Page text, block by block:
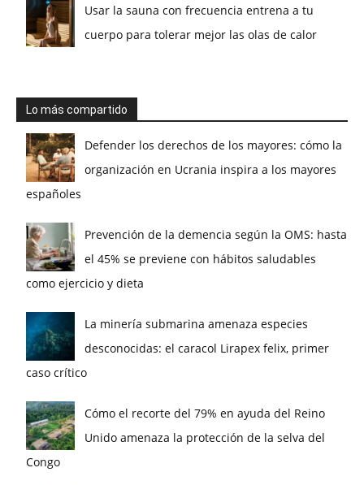
Usar la sauna con frecuencia entrena a tu
cuerpo para tolerar mejor las olas de calor
Lo más compartido
Defender los derechos de los mayores: cómo la
organización en Ucrania inspira a los mayores
españoles
Prevención de la demencia según la OMS: hasta
el 45% se previene con hábitos saludables
como ejercicio y dieta
La minería submarina amenaza especies
desconocidas: el caracol Lirapex felix, primer
caso crítico
Cómo el recorte del 79% en ayuda del Reino
Unido amenaza la protección de la selva del
Congo